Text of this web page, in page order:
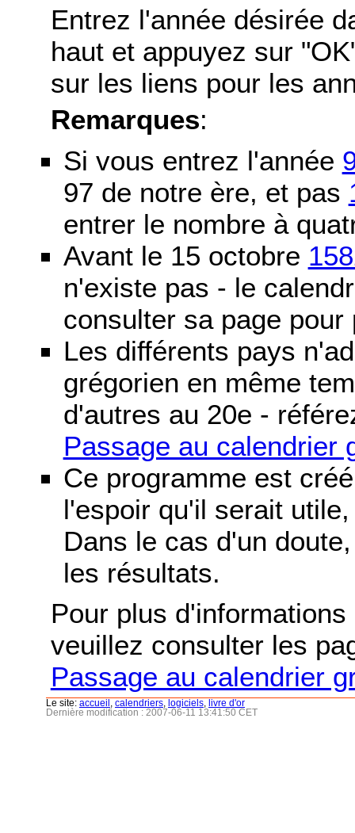
Entrez l'année désirée
haut et appuyez sur
sur les liens pour les
Remarques:
Si vous entrez l'année
97 de notre ère, et pas
entrer le nombre à
Avant le 15 octobre
n'existe pas - le
consulter sa page pour
Les différents pays
grégorien en même
d'autres au 20e -
Passage au calendrier
Ce programme est
l'espoir qu'il serait
Dans le cas d'un
les résultats.
Pour plus
veuillez consulter les
Passage au calendrier
Le site: accueil calendriers logiciels
livre d'or
Dernière modification : 2007-06-11 13:41:50 CET